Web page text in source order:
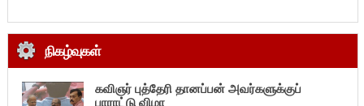
நிகழ்வுகள்
கவிஞர் புத்தேரி தானப்பன் அவர்களுக்குப்
பாராட்டு விழா